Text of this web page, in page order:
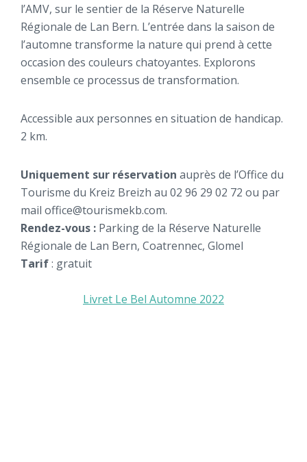
l’AMV, sur le sentier de la Réserve Naturelle
Régionale de Lan Bern. L’entrée dans la saison de
l’automne transforme la nature qui prend à cette
occasion des couleurs chatoyantes. Explorons
ensemble ce processus de transformation.
Accessible aux personnes en situation de handicap.
2 km.
Uniquement sur réservation auprès de l’Office du
Tourisme du Kreiz Breizh au 02 96 29 02 72 ou par
mail office@tourismekb.com.
Rendez-vous : Parking de la Réserve Naturelle
Régionale de Lan Bern, Coatrennec, Glomel
Tarif: gratuit
Livret Le Bel Automne 2022